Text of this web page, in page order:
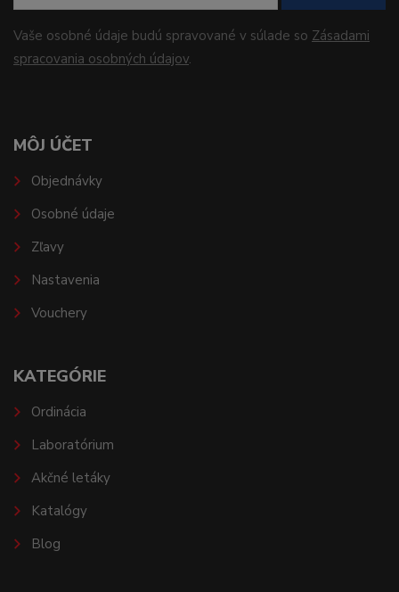
Vaše osobné údaje budú spravované v súlade so Zásadami
spracovania osobných údajov.
MÔJ ÚČET
Objednávky
Osobné údaje
Zľavy
Nastavenia
Vouchery
KATEGÓRIE
Ordinácia
Laboratórium
Akčné letáky
Katalógy
Blog